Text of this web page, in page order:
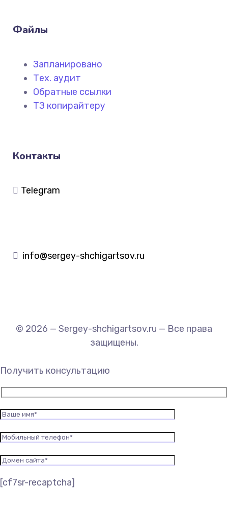
Файлы
Запланировано
Тех. аудит
Обратные ссылки
ТЗ копирайтеру
Контакты
Telegram
info@sergey-shchigartsov.ru
© 2026 — Sergey-shchigartsov.ru — Все права
защищены.
Получить консультацию
[cf7sr-recaptcha]